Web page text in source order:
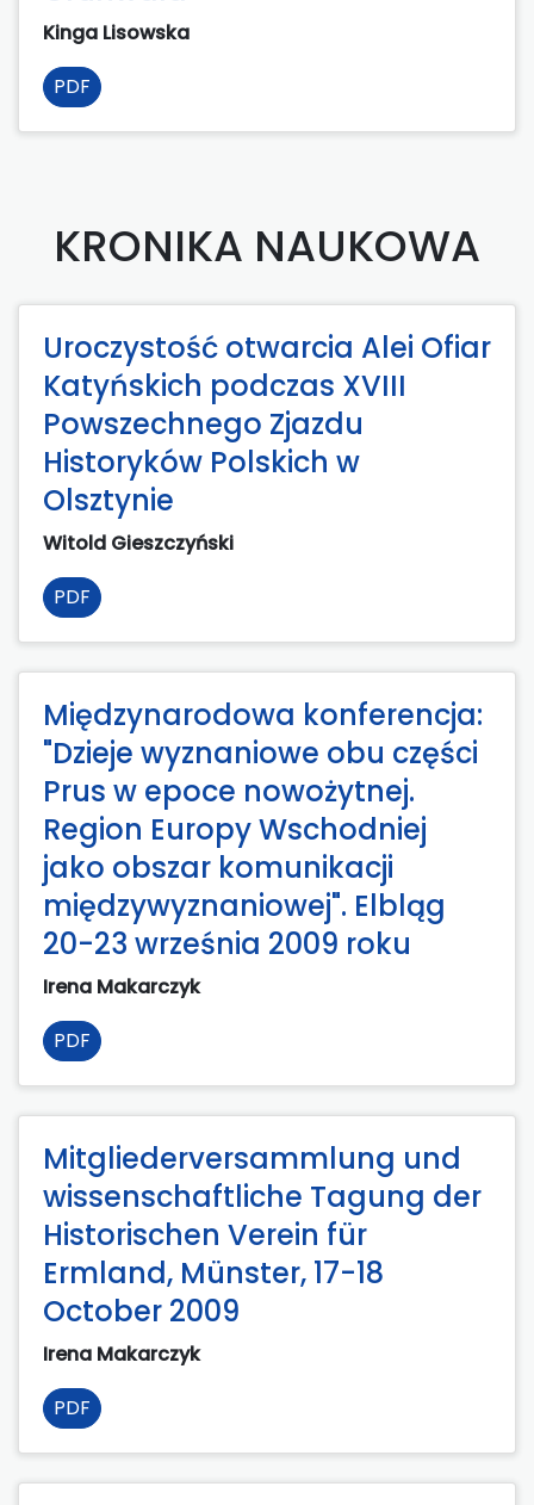
Kinga Lisowska
PDF
KRONIKA NAUKOWA
Uroczystość otwarcia Alei Ofiar
Katyńskich podczas XVIII
Powszechnego Zjazdu
Historyków Polskich w
Olsztynie
Witold Gieszczyński
PDF
Międzynarodowa konferencja:
"Dzieje wyznaniowe obu części
Prus w epoce nowożytnej.
Region Europy Wschodniej
jako obszar komunikacji
międzywyznaniowej". Elbląg
20-23 września 2009 roku
Irena Makarczyk
PDF
Mitgliederversammlung und
wissenschaftliche Tagung der
Historischen Verein für
Ermland, Münster, 17-18
October 2009
Irena Makarczyk
PDF